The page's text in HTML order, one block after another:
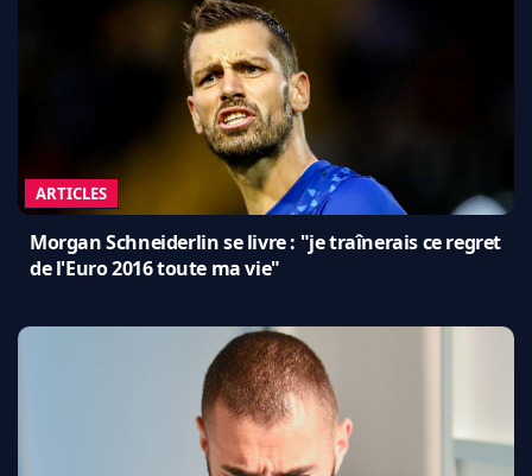
ARTICLES
Morgan Schneiderlin se livre : "je traînerais ce regret
de l'Euro 2016 toute ma vie"